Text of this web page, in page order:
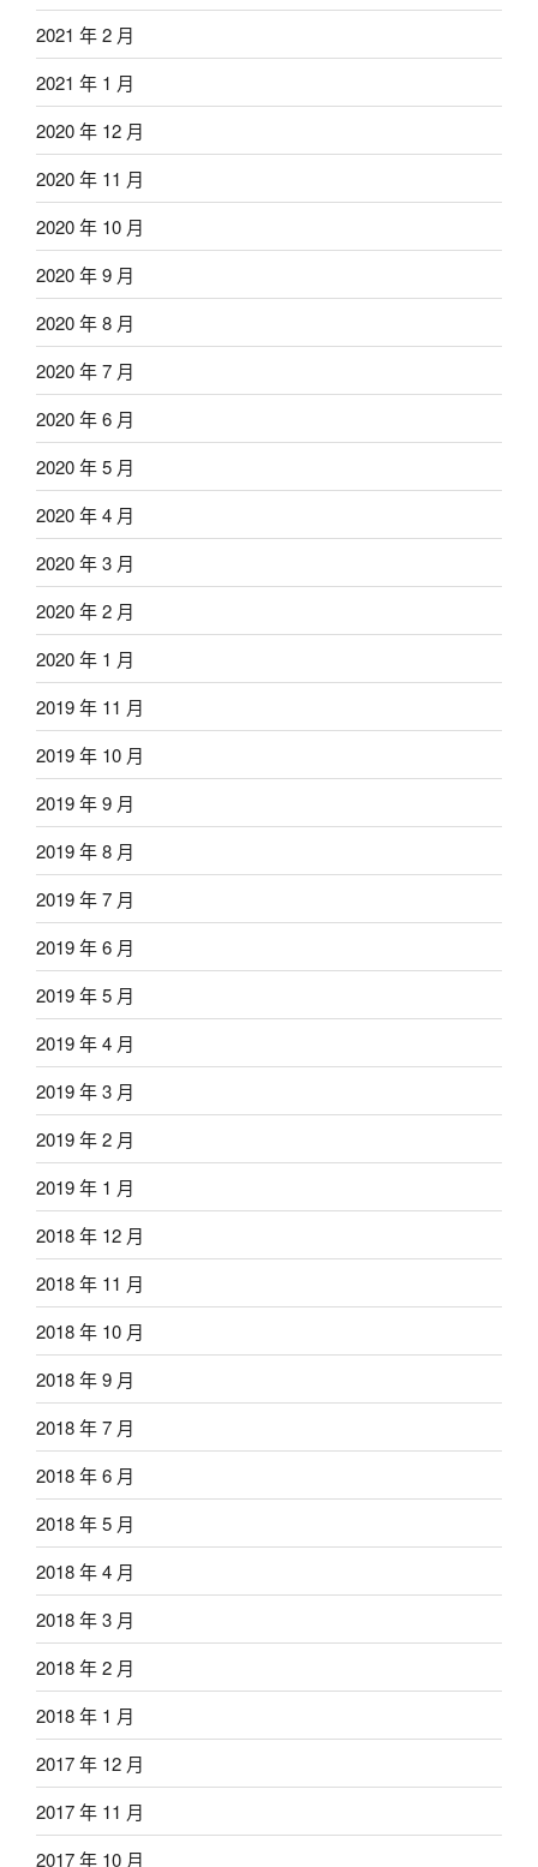
2021 年 2 月
2021 年 1 月
2020 年 12 月
2020 年 11 月
2020 年 10 月
2020 年 9 月
2020 年 8 月
2020 年 7 月
2020 年 6 月
2020 年 5 月
2020 年 4 月
2020 年 3 月
2020 年 2 月
2020 年 1 月
2019 年 11 月
2019 年 10 月
2019 年 9 月
2019 年 8 月
2019 年 7 月
2019 年 6 月
2019 年 5 月
2019 年 4 月
2019 年 3 月
2019 年 2 月
2019 年 1 月
2018 年 12 月
2018 年 11 月
2018 年 10 月
2018 年 9 月
2018 年 7 月
2018 年 6 月
2018 年 5 月
2018 年 4 月
2018 年 3 月
2018 年 2 月
2018 年 1 月
2017 年 12 月
2017 年 11 月
2017 年 10 月